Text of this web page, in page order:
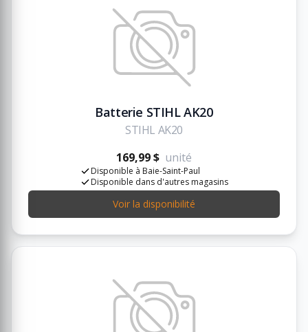
Batterie STIHL AK20
STIHL AK20
169,99 $ unité
Disponible à Baie-Saint-Paul
Disponible dans d'autres magasins
Voir la disponibilité